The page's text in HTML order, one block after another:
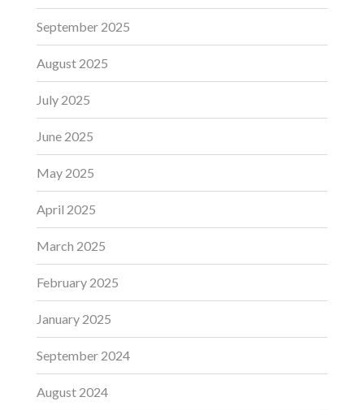
September 2025
August 2025
July 2025
June 2025
May 2025
April 2025
March 2025
February 2025
January 2025
September 2024
August 2024